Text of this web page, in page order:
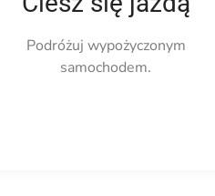
Podróżuj wypożyczonym
samochodem.